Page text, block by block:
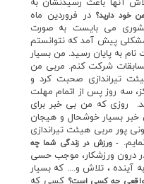
خود داريد؟در فروردين ماه
مي بايست به صورت
مشكلي پيش آمد كه نتوانستم
نام به پايان رسيد. من بسيار
شركت كنم. مربي من
تيراندازي صحبت كرد و
سه روز پس از اتمام مهلت
روزي كه من بي خبر براي
خبر بسيار خوشحال و هيجان
پور مربي هيئت تيراندازي
- ورزش در زندگي شما چه
درون ورزشكار، موجب حسي
آينده ، تلاش و.... كه بسيار
واقعي چه كسي است؟ كسي كه